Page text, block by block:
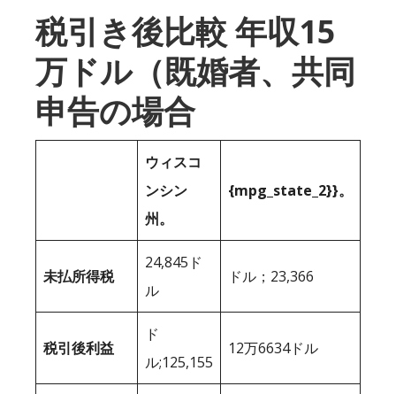
税引き後比較 年収15
万ドル（既婚者、共同
申告の場合
ウィスコ
ンシン
州。
{mpg_state_2}}。
未払所得税
24,845ド
ル
ドル；23,366
税引後利益
ド
ル;125,155
12万6634ドル